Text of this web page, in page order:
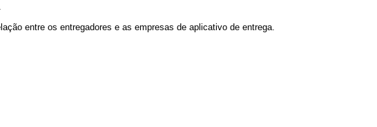
entre os entregadores e as empresas de aplicativo de entrega.